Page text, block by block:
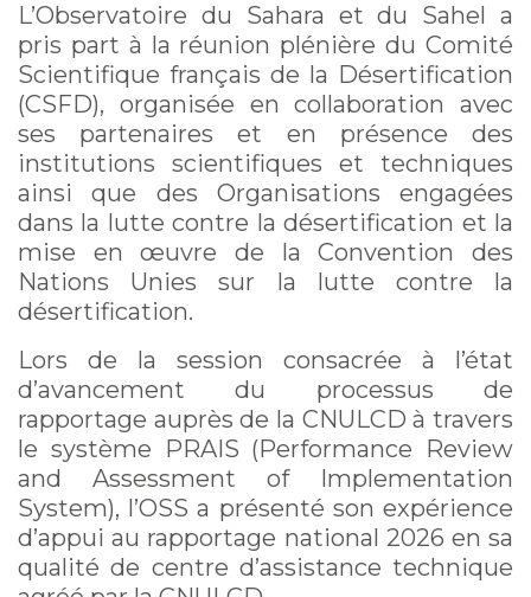
L’Observatoire du Sahara et du Sahel a
pris part à la réunion plénière du Comité
Scientifique français de la Désertification
(CSFD), organisée en collaboration avec
ses partenaires et en présence des
institutions scientifiques et techniques
ainsi que des Organisations engagées
dans la lutte contre la désertification et la
mise en œuvre de la Convention des
Nations Unies sur la lutte contre la
désertification.
Lors de la session consacrée à l’état
d’avancement du processus de
rapportage auprès de la CNULCD à travers
le système PRAIS (Performance Review
and Assessment of Implementation
System), l’OSS a présenté son expérience
d’appui au rapportage national 2026 en sa
qualité de centre d’assistance technique